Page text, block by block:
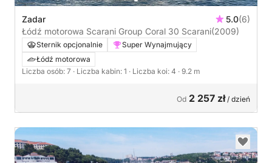
Zadar 5.0(6)
Łódź motorowa Scarani Group Coral 30 Scarani(2009)
Sternik opcjonalnie
Super Wynajmujący
Łódź motorowa
Liczba osób: 7 · Liczba kabin: 1 · Liczba koi: 4 · 9.2 m
Od 2 257 zł/ dzień